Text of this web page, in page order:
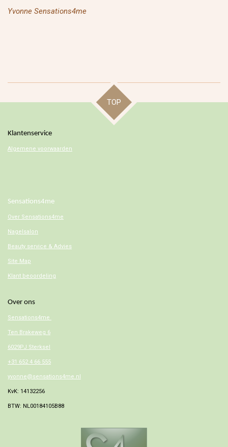
Yvonne Sensations4me
TOP
Klantenservice
Algemene voorwaarden
Sensations4me
Over Sensations4me
Nagelsalon
Beauty service & Advies
Site Map
Klant beoordeling
Over ons
Sensations4me
Ten Brakeweg 6
6029PJ Sterksel
+31 652 4 66 555
yvonne@sensations4me.nl
KvK: 14132256
BTW: NL00184105B88